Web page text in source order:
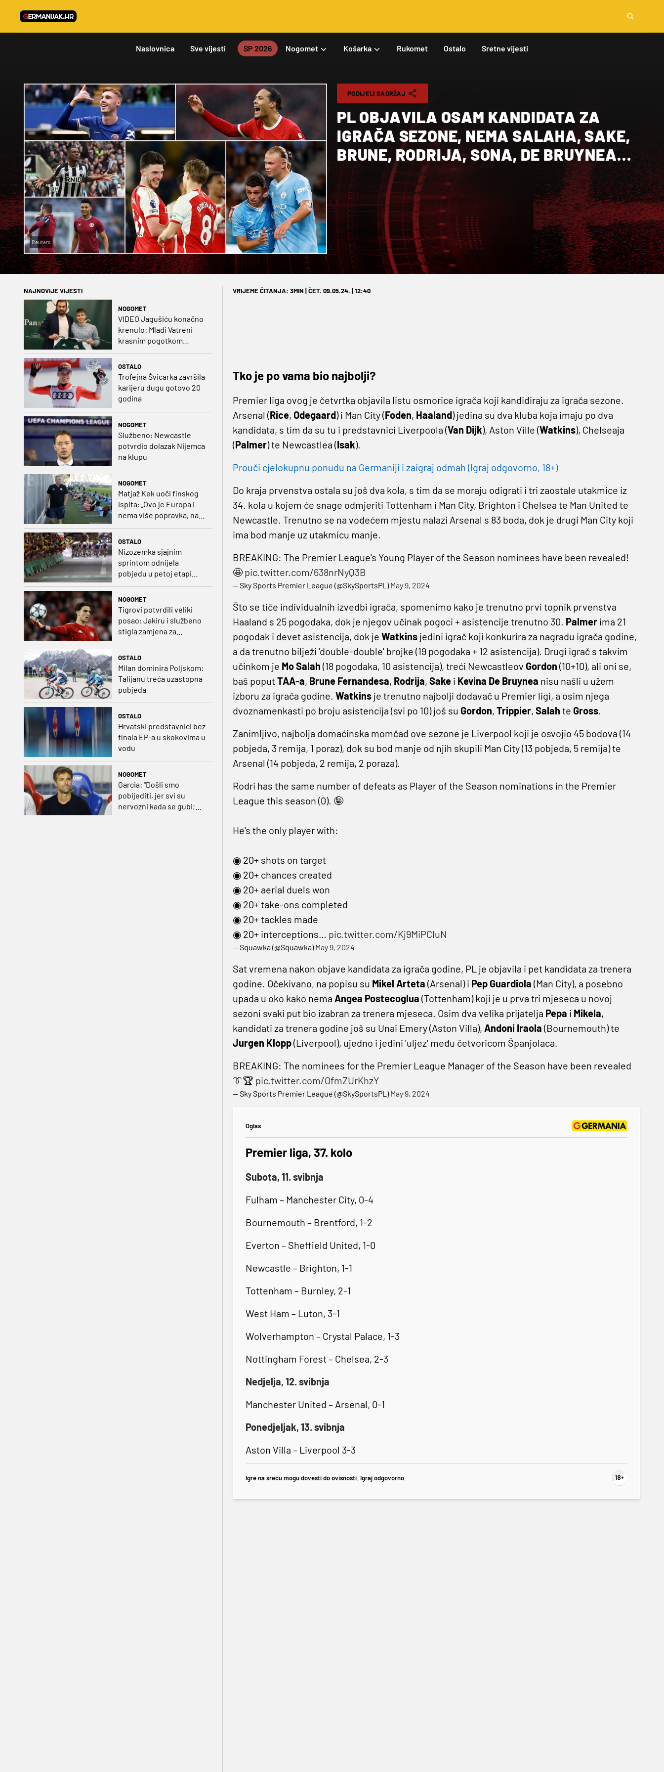
Naslovnica Sve vijesti SP 2026 Nogomet Košarka Rukomet Ostalo Sretne vijesti
Reuters
PODIJELI SADRŽAJ
PL OBJAVILA OSAM KANDIDATA ZA
IGRAČA SEZONE, NEMA SALAHA, SAKE,
BRUNE, RODRIJA, SONA, DE BRUYNEA…
NAJNOVIJE VIJESTI
NOGOMET
VIDEO Jagušiću konačno
krenulo: Mladi Vatreni
krasnim pogotkom
OSTALO
Trofejna Švicarka završila
karijeru dugu gotovo 20
godina
NOGOMET
Službeno: Newcastle
potvrdio dolazak Nijemca
na klupu
NOGOMET
Matjaž Kek uoči finskog
ispita: „Ovo je Europa i
nema više popravka, na
Rujevici se nešto pita i
OSTALO
Nizozemka sjajnim
sprintom odnijela
pobjedu u petoj etapi
NOGOMET
Tigrovi potvrdili veliki
posao: Jakiru i službeno
stigla zamjena za
OSTALO
Milan dominira Poljskom:
Talijanu treća uzastopna
pobjeda
OSTALO
Hrvatski predstavnici bez
finala EP-a u skokovima u
vodu
NOGOMET
Garcia: "Došli smo
pobijediti, jer svi su
nervozni kada se gubi;
VRIJEME ČITANJA: 3MIN | ČET. 09.05.24. | 12:40
Tko je po vama bio najbolji?
Premier liga ovog je četvrtka objavila listu osmorice igrača koji kandidiraju za igrača sezone.
Arsenal (Rice, Odegaard) i Man City (Foden, Haaland) jedina su dva kluba koja imaju po dva
kandidata, s tim da su tu i predstavnici Liverpoola (Van Dijk), Aston Ville (Watkins), Chelseaja
(Palmer) te Newcastlea (Isak).
Prouči cjelokupnu ponudu na Germaniji i zaigraj odmah (Igraj odgovorno, 18+)
Do kraja prvenstva ostala su još dva kola, s tim da se moraju odigrati i tri zaostale utakmice iz
34. kola u kojem će snage odmjeriti Tottenham i Man City, Brighton i Chelsea te Man United te
Newcastle. Trenutno se na vodećem mjestu nalazi Arsenal s 83 boda, dok je drugi Man City koji
ima bod manje uz utakmicu manje.
BREAKING: The Premier League's Young Player of the Season nominees have been revealed!
🤩 pic.twitter.com/638nrNyQ3B
— Sky Sports Premier League (@SkySportsPL)May 9, 2024
Što se tiče individualnih izvedbi igrača, spomenimo kako je trenutno prvi topnik prvenstva
Haaland s 25 pogodaka, dok je njegov učinak pogoci + asistencije trenutno 30. Palmer ima 21
pogodak i devet asistencija, dok je Watkins jedini igrač koji konkurira za nagradu igrača godine,
a da trenutno bilježi 'double-double' brojke (19 pogodaka + 12 asistencija). Drugi igrač s takvim
učinkom je Mo Salah (18 pogodaka, 10 asistencija), treći Newcastleov Gordon (10+10), ali oni se,
baš poputTAA-a, Brune Fernandesa, Rodrija, Sake i Kevina De Bruynea nisu našli u užem
izboru za igrača godine. Watkins je trenutno najbolji dodavač u Premier ligi, a osim njega
dvoznamenkasti po broju asistencija (svi po 10) još su Gordon, Trippier, Salah te Gross.
Zanimljivo, najbolja domaćinska momčad ove sezone je Liverpool koji je osvojio 45 bodova (14
pobjeda, 3 remija, 1 poraz), dok su bod manje od njih skupili Man City (13 pobjeda, 5 remija) te
Arsenal (14 pobjeda, 2 remija, 2 poraza).
Rodri has the same number of defeats as Player of the Season nominations in the Premier
League this season (0). 🤪
He's the only player with:
◉ 20+ shots on target
◉ 20+ chances created
◉ 20+ aerial duels won
◉ 20+ take-ons completed
◉ 20+ tackles made
◉ 20+ interceptions… pic.twitter.com/Kj9MiPCIuN
— Squawka (@Squawka)May 9, 2024
Sat vremena nakon objave kandidata za igrača godine, PL je objavila i pet kandidata za trenera
godine. Očekivano, na popisu su Mikel Arteta (Arsenal) i Pep Guardiola (Man City), a posebno
upada u oko kako nema Angea Postecoglua (Tottenham) koji je u prva tri mjeseca u novoj
sezoni svaki put bio izabran za trenera mjeseca. Osim dva velika prijatelja Pepa i Mikela,
kandidati za trenera godine još su Unai Emery (Aston Villa), Andoni Iraola (Bournemouth) te
Jurgen Klopp(Liverpool), ujedno i jedini 'uljez' među četvoricom Španjolaca.
BREAKING: The nominees for the Premier League Manager of the Season have been revealed
👔🏆 pic.twitter.com/OfmZUrKhzY
— Sky Sports Premier League (@SkySportsPL)May 9, 2024
Oglas
Premier liga, 37. kolo
Subota, 11. svibnja
Fulham – Manchester City, 0-4
Bournemouth – Brentford, 1-2
Everton – Sheffield United, 1-0
Newcastle – Brighton, 1-1
Tottenham – Burnley, 2-1
West Ham – Luton, 3-1
Wolverhampton – Crystal Palace, 1-3
Nottingham Forest – Chelsea, 2-3
Nedjelja, 12. svibnja
Manchester United – Arsenal, 0-1
Ponedjeljak, 13. svibnja
Aston Villa – Liverpool 3-3
Igre na sreću mogu dovesti do ovisnosti. Igraj odgovorno.